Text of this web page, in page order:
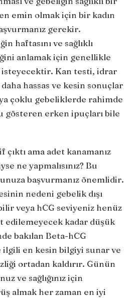
emin olmak için bir kadın
gerekir.
haftasını ve sağlıklı
anlamak için genellikle
Kan testi, idrar
hassas ve kesin sonuçlar
çoklu gebeliklerde rahimde
gösteren erken ipuçları bile
ama adet kanamanız
ne yapmalısınız? Bu
başvurmanız önemlidir.
nedeni gebelik dışı
veya hCG seviyeniz henüz
kadar düşük
bakılan Beta-hCG
en kesin bilgiyi sunar ve
ortadan kaldırır. Günün
ve sağlığınız için
almak her zaman en iyi